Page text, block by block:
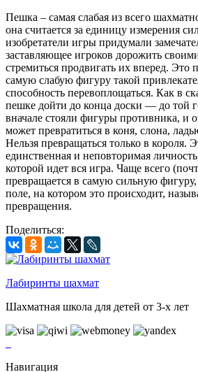
Пешка – самая слабая из всего
она считается за единицу измерения
изобретатели игры придумали
заставляющее игроков дорожить
стремиться продвигать их вперед. Это
самую слабую фигуру такой
способность перевоплощаться. Как в
пешке дойти до конца доски — до той
вначале стояли фигуры противника, и
может превратиться в коня, слона,
Нельзя превращаться только в короля.
единственная и неповторимая
которой идет вся игра. Чаще всего
превращается в самую сильную фигуру,
поле, на котором это происходит,
превращения.
Поделиться:
Лабиринты шахмат
Шахматная школа для детей от 3-х лет
Навигация